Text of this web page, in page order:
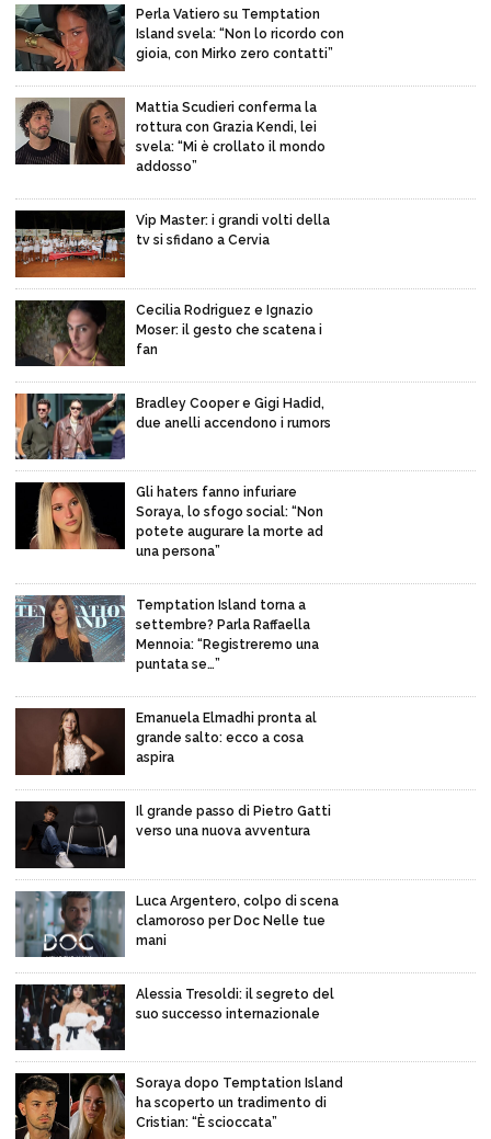
Perla Vatiero su Temptation
Island svela: “Non lo ricordo con
gioia, con Mirko zero contatti”
Mattia Scudieri conferma la
rottura con Grazia Kendi, lei
svela: “Mi è crollato il mondo
addosso”
Vip Master: i grandi volti della
tv si sfidano a Cervia
Cecilia Rodriguez e Ignazio
Moser: il gesto che scatena i
fan
Bradley Cooper e Gigi Hadid,
due anelli accendono i rumors
Gli haters fanno infuriare
Soraya, lo sfogo social: “Non
potete augurare la morte ad
una persona”
Temptation Island torna a
settembre? Parla Raffaella
Mennoia: “Registreremo una
puntata se…”
Emanuela Elmadhi pronta al
grande salto: ecco a cosa
aspira
Il grande passo di Pietro Gatti
verso una nuova avventura
Luca Argentero, colpo di scena
clamoroso per Doc Nelle tue
mani
Alessia Tresoldi: il segreto del
suo successo internazionale
Soraya dopo Temptation Island
ha scoperto un tradimento di
Cristian: “È scioccata”